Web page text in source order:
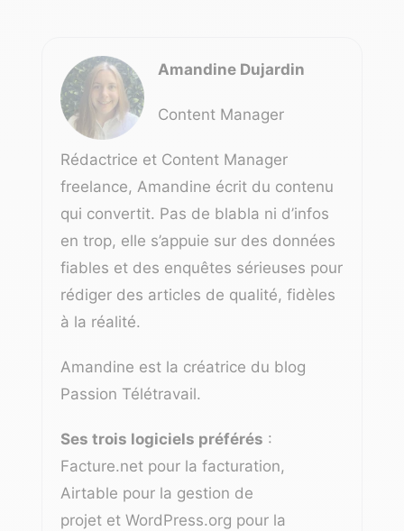
Amandine Dujardin
Content Manager
Rédactrice et Content Manager
freelance, Amandine écrit du contenu
qui convertit. Pas de blabla ni d’infos
en trop, elle s’appuie sur des données
fiables et des enquêtes sérieuses pour
rédiger des articles de qualité, fidèles
à la réalité.
Amandine est la créatrice du blog
Passion Télétravail.
Ses trois logiciels préférés :
Facture.net pour la facturation,
Airtable pour la gestion de
projet et WordPress.org pour la